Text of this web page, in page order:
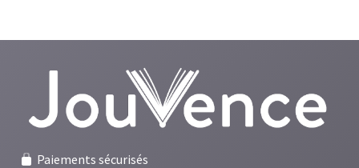
Paiements sécurisés